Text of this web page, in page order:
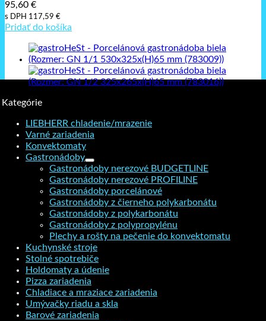
95,60 €
s DPH 117,59 €
Pridať do košíka
Kategórie
LIEBHERR chladenie/mrazenie
Varné zariadenia
Konvektomaty
Gastronádoby
Gastronádoby nerezové BUDGETLINE
Gastronádoby nerezové PROFILINE
Gastronádoby porcelánové
Gastronádoby z čierneho polykarbonátu
Gastronádoby z polykarbonátu
Gastronádoby z polypropylénu
Plechy a rošty na pečenie do konvektomatu
Kuchynské stroje
Stolné spotrebiče
Holdomaty a údenie
Pizza zariadenia
Chladiace a mraziace zariadenia
Umývačky riadu a skla
Barové zariadenia